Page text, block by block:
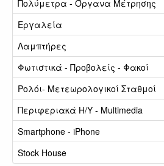
Πολύμετρα - Όργανα Μέτρησης
Εργαλεία
Λαμπτήρες
Φωτιστικά - Προβολείς - Φακοί
Ρολόι- Μετεωρολογικοί Σταθμοί
Περιφεριακά Η/Υ - Multimedia
Smartphone - iPhone
Stock House